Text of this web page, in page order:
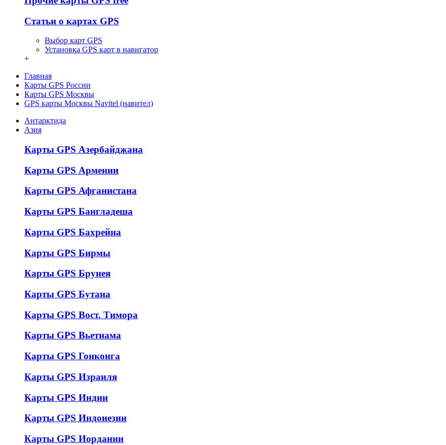
Статьи о картах GPS
Выбор карт GPS
Установка GPS карт в навигатор
+
Главная
Карты GPS России
Карты GPS Москвы
GPS карты Москвы Navitel (навител)
Антарктида
Азия
Карты GPS Азербайджана
Карты GPS Армении
Карты GPS Афганистана
Карты GPS Бангладеша
Карты GPS Бахрейна
Карты GPS Бирмы
Карты GPS Брунея
Карты GPS Бутана
Карты GPS Вост. Тимора
Карты GPS Вьетнама
Карты GPS Гонконга
Карты GPS Израиля
Карты GPS Индии
Карты GPS Индонезии
Карты GPS Иордании